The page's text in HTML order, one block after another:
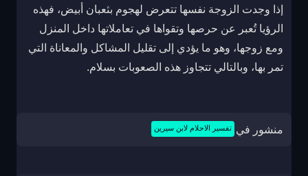
إذا وجدت الزوجة نفسها تتعرض لهجوم بثعبان أبيض، فهذه
الرؤيا تُعبر عن حرصها وتقواها في تعاملاتها داخل المنزل
ومع زوجها، وهو ما يؤدي إلى تقليل المشاكل والمعاناة التي
تمر بها، وبالتالي تتجاوز هذه الصعوبات بسلام.
منشور في تفسير الاحلام لابن سيرين